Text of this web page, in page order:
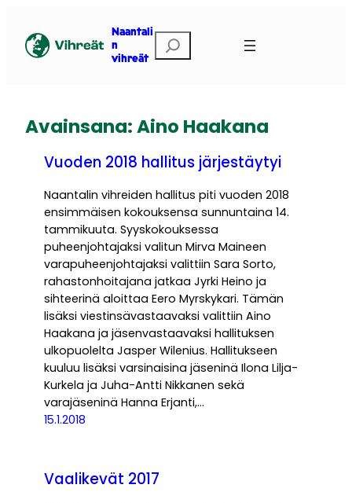
sisältöön
Naantali
n
vihreät
Etsi
Avainsana:Aino Haakana
Vuoden 2018 hallitus järjestäytyi
Naantalin vihreiden hallitus piti vuoden 2018
ensimmäisen kokouksensa sunnuntaina 14.
tammikuuta. Syyskokouksessa
puheenjohtajaksi valitun Mirva Maineen
varapuheenjohtajaksi valittiin Sara Sorto,
rahastonhoitajana jatkaa Jyrki Heino ja
sihteerinä aloittaa Eero Myrskykari. Tämän
lisäksi viestinsävastaavaksi valittiin Aino
Haakana ja jäsenvastaavaksi hallituksen
ulkopuolelta Jasper Wilenius. Hallitukseen
kuuluu lisäksi varsinaisina jäseninä Ilona Lilja-
Kurkela ja Juha-Antti Nikkanen sekä
varajäseninä Hanna Erjanti,…
15.1.2018
Vaalikevät 2017